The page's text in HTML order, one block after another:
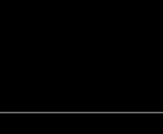
& ETW = Ersatztorwart,